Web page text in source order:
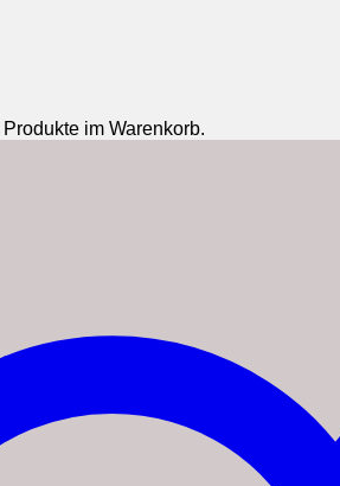
im Warenkorb.